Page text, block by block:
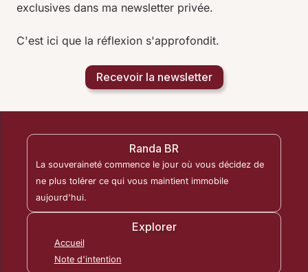
exclusives dans ma newsletter privée.
C'est ici que la réflexion s'approfondit.
Recevoir la newsletter
Randa BR
La souveraineté commence le jour où vous décidez de
ne plus tolérer ce qui vous maintient immobile
aujourd'hui.
Explorer
Accueil
Note d'intention